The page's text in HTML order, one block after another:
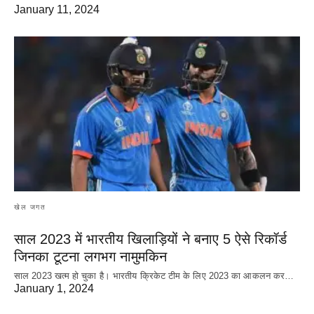
January 11, 2024
खेल जगत
साल 2023 में भारतीय खिलाड़ियों ने बनाए 5 ऐसे रिकॉर्ड
जिनका टूटना लगभग नामुमकिन
साल 2023 खत्म हो चुका है। भारतीय क्रिकेट‌ टीम के लिए 2023 का आकलन कर…
January 1, 2024